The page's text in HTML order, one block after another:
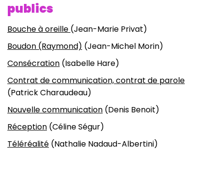
publics
Bouche à oreille (Jean-Marie Privat)
Boudon (Raymond) (Jean-Michel Morin)
Consécration (Isabelle Hare)
Contrat de communication, contrat de parole
(Patrick Charaudeau)
Nouvelle communication (Denis Benoit)
Réception (Céline Ségur)
Téléréalité (Nathalie Nadaud-Albertini)